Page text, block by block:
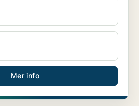
Mer info